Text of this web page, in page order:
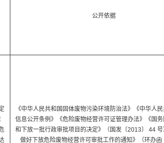
公开依据
《中华人民共和国固体废物污染环境防治法》《中华人
信息公开条例》《危险废物经营许可证管理办法》《国
和下放一批行政审批项目的决定》（国发〔2013〕 44
做好下放危险废物经营许可审批工作的通知》（环办函